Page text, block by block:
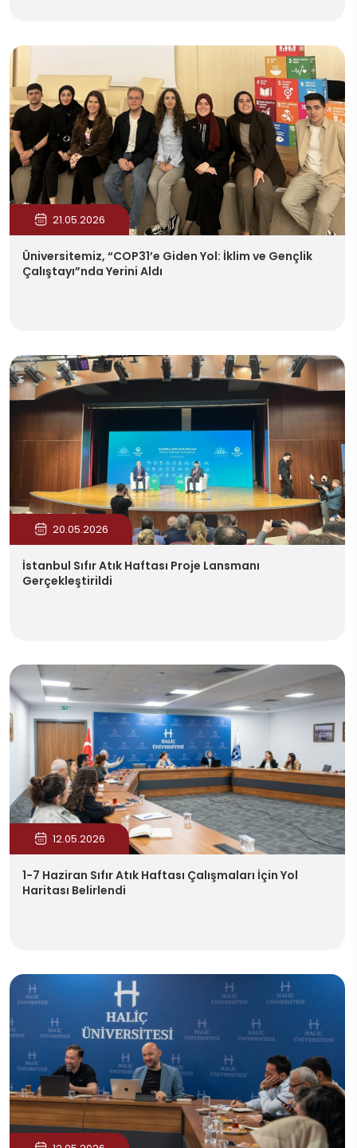
21.05.2026
Üniversitemiz, “COP31’e Giden Yol: İklim ve Gençlik
Çalıştayı”nda Yerini Aldı
20.05.2026
İstanbul Sıfır Atık Haftası Proje Lansmanı
Gerçekleştirildi
12.05.2026
1-7 Haziran Sıfır Atık Haftası Çalışmaları İçin Yol
Haritası Belirlendi